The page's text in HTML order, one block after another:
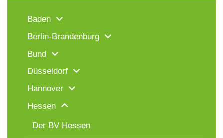
Baden
Berlin-Brandenburg
Bund
Düsseldorf
Hannover
Hessen
Der BV Hessen